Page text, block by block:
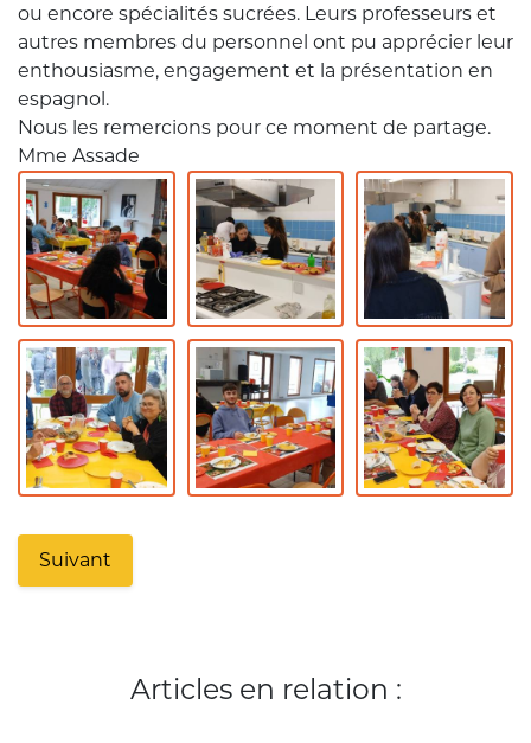
ou encore spécialités sucrées. Leurs professeurs et
autres membres du personnel ont pu apprécier leur
enthousiasme, engagement et la présentation en
espagnol.
Nous les remercions pour ce moment de partage.
Mme Assade
Suivant
Articles en relation :